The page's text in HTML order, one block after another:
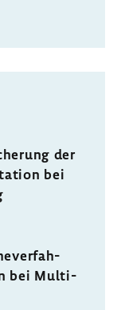
der
bei
bei Multi­